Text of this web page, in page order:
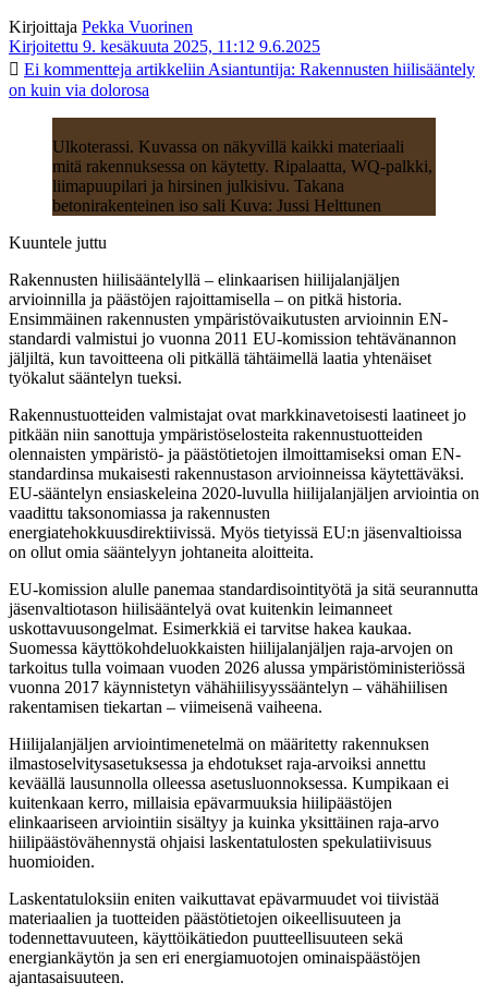
Kirjoittaja Pekka Vuorinen
Kirjoitettu 9. kesäkuuta 2025, 11:12 9.6.2025
Ei kommentteja artikkeliin Asiantuntija: Rakennusten hiilisääntely
on kuin via dolorosa
Ulkoterassi. Kuvassa on näkyvillä kaikki materiaali
mitä rakennuksessa on käytetty. Ripalaatta, WQ-palkki,
liimapuupilari ja hirsinen julkisivu. Takana
betonirakenteinen iso sali Kuva: Jussi Helttunen
Kuuntele juttu
Rakennusten hiilisääntelyllä – elinkaarisen hiilijalanjäljen
arvioinnilla ja päästöjen rajoittamisella – on pitkä historia.
Ensimmäinen rakennusten ympäristövaikutusten arvioinnin EN-
standardi valmistui jo vuonna 2011 EU-komission tehtävänannon
jäljiltä, kun tavoitteena oli pitkällä tähtäimellä laatia yhtenäiset
työkalut sääntelyn tueksi.
Rakennustuotteiden valmistajat ovat markkinavetoisesti laatineet jo
pitkään niin sanottuja ympäristöselosteita rakennustuotteiden
olennaisten ympäristö- ja päästötietojen ilmoittamiseksi oman EN-
standardinsa mukaisesti rakennustason arvioinneissa käytettäväksi.
EU-sääntelyn ensiaskeleina 2020-luvulla hiilijalanjäljen arviointia on
vaadittu taksonomiassa ja rakennusten
energiatehokkuusdirektiivissä. Myös tietyissä EU:n jäsenvaltioissa
on ollut omia sääntelyyn johtaneita aloitteita.
EU-komission alulle panemaa standardisointityötä ja sitä seurannutta
jäsenvaltiotason hiilisääntelyä ovat kuitenkin leimanneet
uskottavuusongelmat. Esimerkkiä ei tarvitse hakea kaukaa.
Suomessa käyttökohdeluokkaisten hiilijalanjäljen raja-arvojen on
tarkoitus tulla voimaan vuoden 2026 alussa ympäristöministeriössä
vuonna 2017 käynnistetyn vähähiilisyyssääntelyn – vähähiilisen
rakentamisen tiekartan – viimeisenä vaiheena.
Hiilijalanjäljen arviointimenetelmä on määritetty rakennuksen
ilmastoselvitysasetuksessa ja ehdotukset raja-arvoiksi annettu
keväällä lausunnolla olleessa asetusluonnoksessa. Kumpikaan ei
kuitenkaan kerro, millaisia epävarmuuksia hiilipäästöjen
elinkaariseen arviointiin sisältyy ja kuinka yksittäinen raja-arvo
hiilipäästövähennystä ohjaisi laskentatulosten spekulatiivisuus
huomioiden.
Laskentatuloksiin eniten vaikuttavat epävarmuudet voi tiivistää
materiaalien ja tuotteiden päästötietojen oikeellisuuteen ja
todennettavuuteen, käyttöikätiedon puutteellisuuteen sekä
energiankäytön ja sen eri energiamuotojen ominaispäästöjen
ajantasaisuuteen.